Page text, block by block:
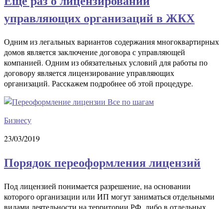
управляющих организаций в ЖКХ
Одним из легальных вариантов содержания многоквартирных
домов является заключение договора с управляющей
компанией. Одним из обязательных условий для работы по
договору является лицензирование управляющих
организаций. Расскажем подробнее об этой процедуре.
Бизнесу
23/03/2019
Порядок переоформления лицензий
Под лицензией понимается разрешение, на основании
которого организации или ИП могут заниматься отдельными
видами деятельности на территории РФ, либо в отдельных